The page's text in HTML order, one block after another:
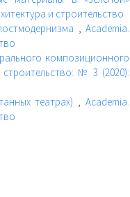
и строительство
,Academia.
композиционного
строительство: № 3 (2020):
театрах) ,Academia.